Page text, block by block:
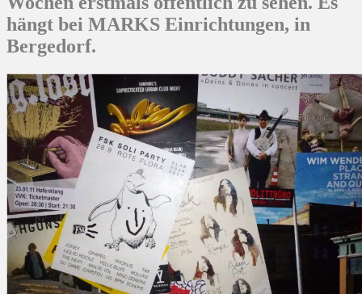
hängt bei MARKS Einrichtungen, in
Bergedorf.